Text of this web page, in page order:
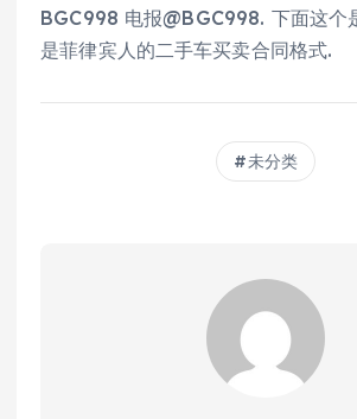
BGC998 电报@BGC998. 下面这个
是菲律宾人的二手车买卖合同格式.
未分类